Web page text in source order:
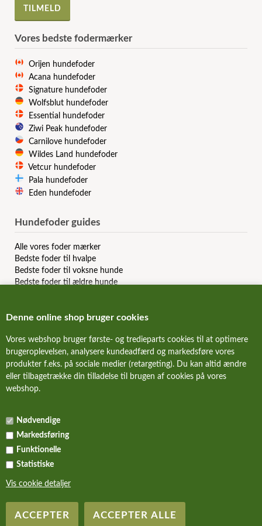
Denne online shop bruger cookies
Vores webshop bruger første- og tredieparts cookies til at optimere
brugeroplevelsen, analysere kundeadfærd og markedsføre vores
produkter f.eks. på sociale medier (retargeting). Du kan altid ændre
eller tilbagetrække din tilladelse til brugen af cookies på vores
webshop.
Nødvendige
Markedsføring
Funktionelle
Statistiske
Vis cookie detaljer
Vores bedste fodermærker
Orijen hundefoder
Acana hundefoder
Signature hundefoder
Wolfsblut hundefoder
Essential hundefoder
Ziwi Peak hundefoder
Carnilove hundefoder
Wildes Land hundefoder
Vetcur hundefoder
Pala hundefoder
Eden hundefoder
Hundefoder guides
Alle vores foder mærker
Bedste foder til hvalpe
Bedste foder til voksne hunde
Bedste foder til ældre hunde
Bedste slanke hundefoder
Billigste hundefoder mærker
Bedste billige hundefoder
Hundefoder anmeldelser & reviews
NYHEDER
ALLE TILBUD
KURV
Copyright Hundefoder.dk